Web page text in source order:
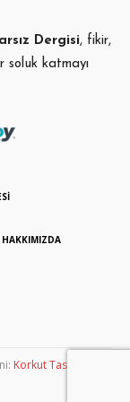
Dergisi, fikir,
soluk katmayı
HAKKIMIZDA
Korkut Tasarım